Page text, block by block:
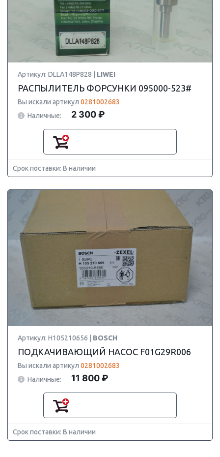
Артикул: DLLA148P828 | LIWEI
РАСПЫЛИТЕЛЬ ФОРСУНКИ 095000-523#
Вы искали артикул 0281002683
Наличные:
2 300 ₽
Срок поставки: В наличии
Артикул: H105210656 | BOSCH
ПОДКАЧИВАЮЩИЙ НАСОС F01G29R006
Вы искали артикул 0281002683
Наличные:
11 800 ₽
Срок поставки: В наличии